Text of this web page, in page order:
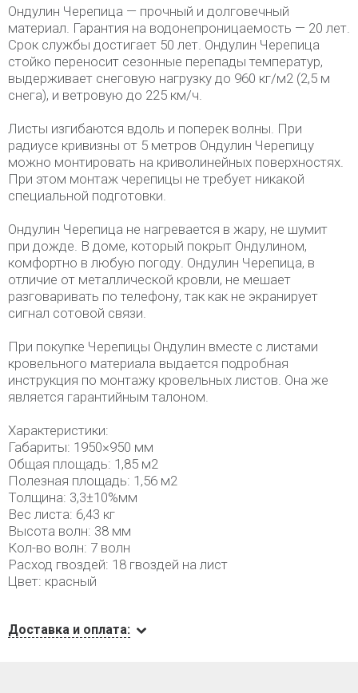
Ондулин Черепица — прочный и долговечный
материал. Гарантия на водонепроницаемость — 20 лет.
Срок службы достигает 50 лет. Ондулин Черепица
стойко переносит сезонные перепады температур,
выдерживает снеговую нагрузку до 960 кг/м2 (2,5 м
снега), и ветровую до 225 км/ч.
Листы изгибаются вдоль и поперек волны. При
радиусе кривизны от 5 метров Ондулин Черепицу
можно монтировать на криволинейных поверхностях.
При этом монтаж черепицы не требует никакой
специальной подготовки.
Ондулин Черепица не нагревается в жару, не шумит
при дожде. В доме, который покрыт Ондулином,
комфортно в любую погоду. Ондулин Черепица, в
отличие от металлической кровли, не мешает
разговаривать по телефону, так как не экранирует
сигнал сотовой связи.
При покупке Черепицы Ондулин вместе с листами
кровельного материала выдается подробная
инструкция по монтажу кровельных листов. Она же
является гарантийным талоном.
Характеристики:
Габариты: 1950×950 мм
Общая площадь: 1,85 м2
Полезная площадь: 1,56 м2
Толщина: 3,3±10%мм
Вес листа: 6,43 кг
Высота волн: 38 мм
Кол-во волн: 7 волн
Расход гвоздей: 18 гвоздей на лист
Цвет: красный
Доставка и оплата: